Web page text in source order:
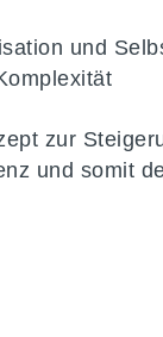
und
zur
und somit